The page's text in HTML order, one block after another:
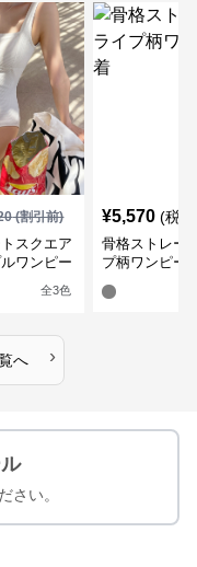
(割引前)
スクエア
ワンピー
全3色
¥5,570 (税
骨格ストレー
プ柄ワンピー
へ ›
さい。